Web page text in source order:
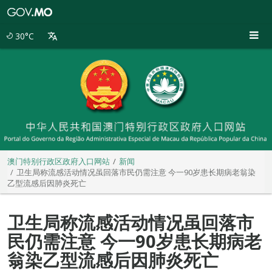
30°C
澳门特别行政区政府入口网站
新闻
卫生局称流感活动情况虽回落市民仍需注意 今一90岁患长期病老翁染
乙型流感后因肺炎死亡
卫生局称流感活动情况虽回落市
民仍需注意 今一90岁患长期病老
翁染乙型流感后因肺炎死亡